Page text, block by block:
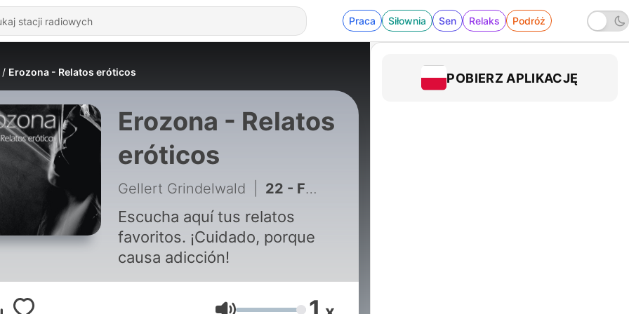
Praca Siłownia Sen Relaks Podróż
Erozona - Relatos eróticos
Erozona - Relatos
eróticos
Gellert Grindelwald 22 - FINAL - Anita al natural (Parte 13)
Escucha aquí tus relatos
favoritos. ¡Cuidado, porque
causa adicción!
POBIERZ APLIKACJĘ